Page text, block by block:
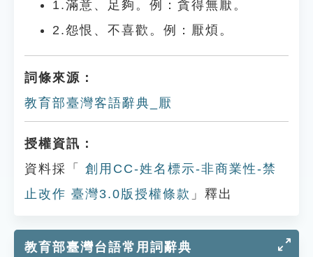
1.滿意、足夠。例：貪得無厭。
2.怨恨、不喜歡。例：厭煩。
詞條來源：
教育部臺灣客語辭典_厭
授權資訊：
資料採「
創用CC-姓名標示-非商業性-禁
止改作 臺灣3.0版授權條款 」釋出
教育部臺灣台語常用詞辭典